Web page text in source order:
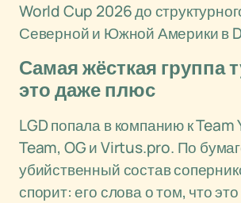
World Cup 2026 до
Северной и Южной Америки в
Самая жёсткая группа
это даже плюс
LGD попала в компанию к Team
Team, OG и Virtus.pro. По
убийственный состав
спорит: его слова о том, что